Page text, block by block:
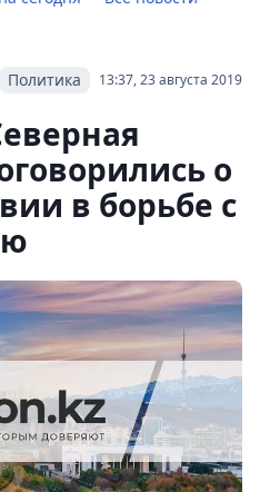
13:37, 23 августа 2019
Политика
о
в борьбе с